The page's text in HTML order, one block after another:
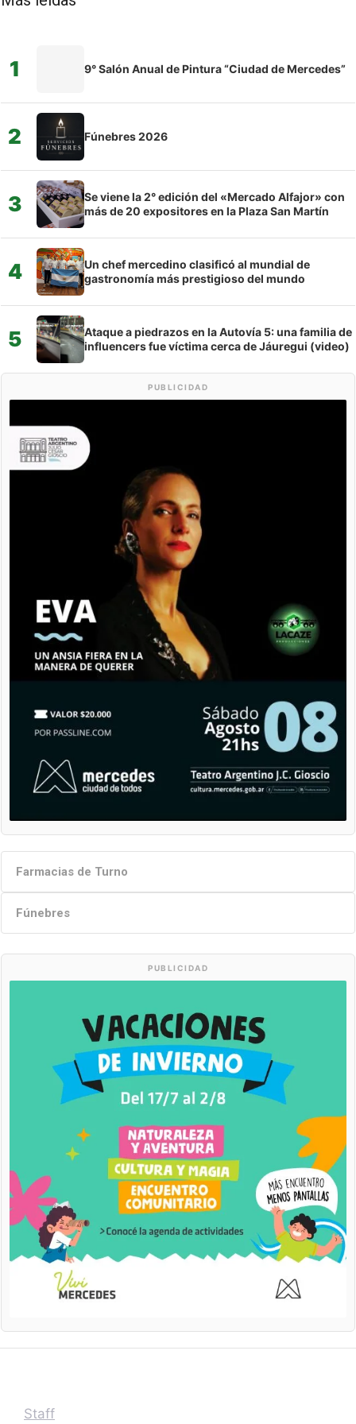
1 9° Salón Anual de Pintura “Ciudad de Mercedes”
2 Fúnebres 2026
3
Se viene la 2° edición del «Mercado Alfajor» con
más de 20 expositores en la Plaza San Martín
4
Un chef mercedino clasificó al mundial de
gastronomía más prestigioso del mundo
5
Ataque a piedrazos en la Autovía 5: una familia de
influencers fue víctima cerca de Jáuregui (video)
PUBLICIDAD
Farmacias de Turno
Fúnebres
PUBLICIDAD
Staff